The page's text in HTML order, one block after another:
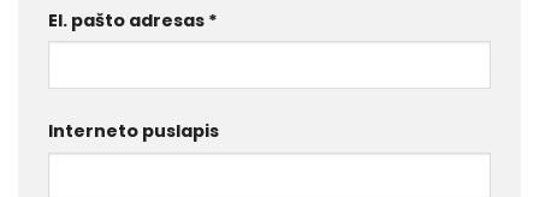
El. pašto adresas *
Interneto puslapis